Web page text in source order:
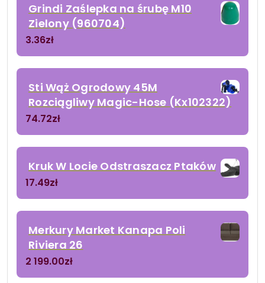
Grindi Zaślepka na śrubę M10
Zielony (960704)
3.36zł
Sti Wąż Ogrodowy 45M
Rozciągliwy Magic-Hose (Kx102322)
74.72zł
Kruk W Locie Odstraszacz Ptaków
17.49zł
Merkury Market Kanapa Poli
Riviera 26
2 199.00zł